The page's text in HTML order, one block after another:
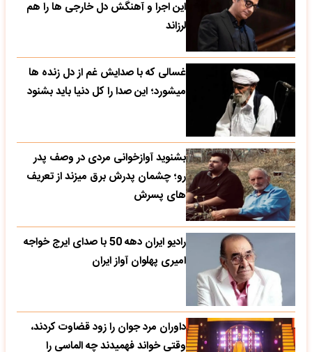
این اجرا و آهنگش دل خارجی ها را هم
لرزاند
غسالی که با صدایش غم از دل زنده ها
میشورد؛ این صدا را کل دنیا باید بشنود
بشنوید آوازخوانی مردی در وصف پدر
رو؛ چشمان پدرش برق میزند از تعریف
های پسرش
رادیو ایران دهه 50 با صدای ایرج خواجه
امیری پهلوان آواز ایران
داوران مرد جوان را زود قضاوت کردند،
وقتی خواند فهمیدند چه الماسی را